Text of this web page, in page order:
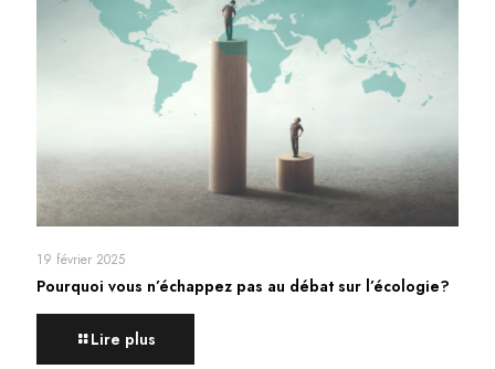
19 février 2025
Pourquoi vous n’échappez pas au débat sur l’écologie?
Lire plus